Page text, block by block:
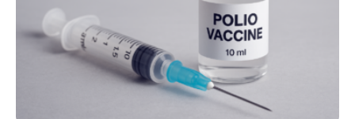
Universitätsklinikum Tübingen haben eine solche
Schwachstelle im Erbgut einer Untergruppe des
Medulloblastoms gefunden. Die Wilhelm Sander-
Stiftung unterstützte das Projekt…